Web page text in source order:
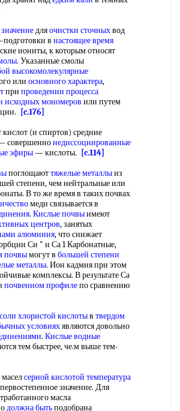
дляочистки сточныхвод
-подготовки в настоящее время
иониты, к которым относят
. Указанные смолы
высокомолекулярные
или основного характера,
при проведении процесса
исходных мономеров или путем
[c.176]
(и спиртов) средние
совершеннонедиссоциированные
эфиры— кислоты.
[c.114]
поглощаюттяжелые металлыиз
степени, чем нейтральные или
В то же время в таких почвах
меди связывается в
. Кислые почвыимеют
центров, занятых
алюминия, что снижает
Си " и Са 1 Карбонатные,
почвымогут в большей степени
металлы. Ион кадмия при этом
комплексы. В результате Са
почвенном профилепо сравнению
соли хлористой кислотыв твердом
условияхявляются довольно
. Кислые водные
тем быстрее, че.м выше тем-
серной кислотой температура
значение. Для
масла
должна бытьподобрана